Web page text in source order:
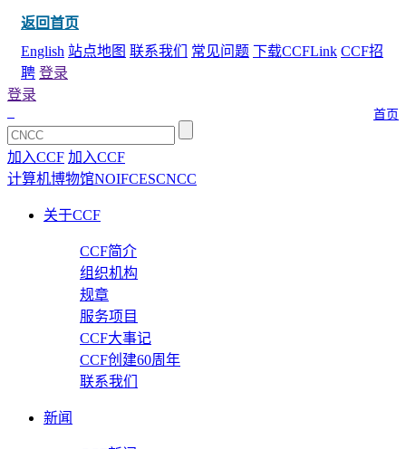
返回首页
English 站点地图 联系我们 常见问题 下载CCFLink CCF招
聘 登录
首页
登录
加入CCF 加入CCF
计算机博物馆NOIFCESCNCC
关于CCF
CCF简介
组织机构
规章
服务项目
CCF大事记
CCF创建60周年
联系我们
新闻